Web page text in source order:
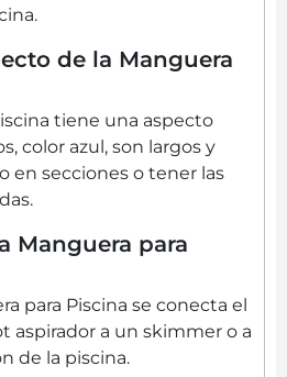
de la Manguera
tiene una aspecto
color azul, son largos y
en secciones o tener las
Manguera para
para Piscina se conecta el
aspirador a un skimmer o a
de la piscina.